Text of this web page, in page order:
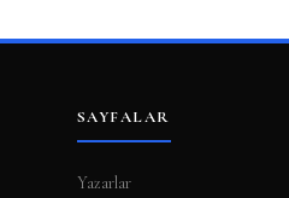
SAYFALAR
Yazarlar